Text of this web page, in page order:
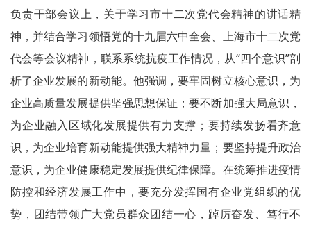
负责干部会议上，关于学习市十二次党代会精神的讲话精
神，并结合学习领悟党的十九届六中全会、上海市十二次党
代会等会议精神，联系系统抗疫工作情况，从“四个意识”剖
析了企业发展的新动能。他强调，要牢固树立核心意识，为
企业高质量发展提供坚强思想保证；要不断加强大局意识，
为企业融入区域化发展提供有力支撑；要持续发扬看齐意
识，为企业培育新动能提供强大精神力量；要坚持提升政治
意识，为企业健康稳定发展提供纪律保障。在统筹推进疫情
防控和经济发展工作中，要充分发挥国有企业党组织的优
势，团结带领广大党员群众团结一心，踔厉奋发、笃行不